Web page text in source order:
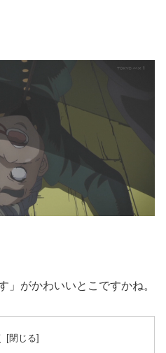
」がかわいいとこですかね。